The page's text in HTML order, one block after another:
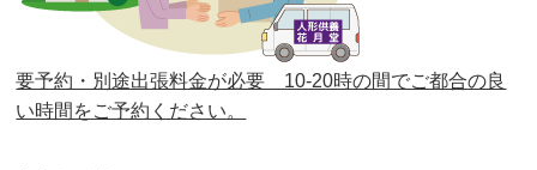
第36回人形供養祭 令和2年4月16日(木)
第35回人形供養祭令和2年2月13日(木)
要予約・別途出張料金が必要 10-20時の間でご都合の良
い時間をご予約ください。